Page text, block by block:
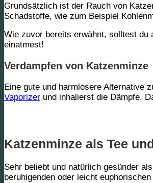
Grundsätzlich ist der Rauch von
Schadstoffe, wie zum Beispiel
Wie zuvor bereits erwähnt, solltest du
einatmest!
Verdampfen von Katzenminze
Eine gute und harmlosere Alternative
Vaporizer und inhalierst die Dämpfe.
Katzenminze als Tee
Sehr beliebt und natürlich gesünder
beruhigenden oder leicht